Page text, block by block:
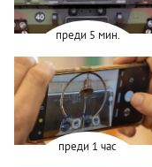
преди 5 мин.
преди 1 час